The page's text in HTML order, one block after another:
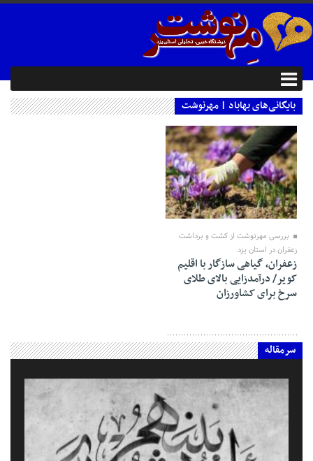
بایگانی‌های بهاباد | مهرنوشت
03 دسامبر 2018
بررسی مهرنوشت از کشت و برداشت
زعفران در استان یزد
زعفران، گیاهی سازگار با اقلیم
کویر/ درآمدزایی بالای طلای
سرخ برای کشاورزان
سرمقاله